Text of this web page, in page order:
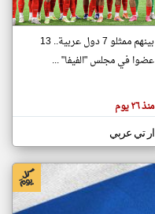
تغيير الدولة
القمر على مدار الساعة
القمر العاجلة والمباشرة
بينهم ممثلو 7 دول عربية.. 13
عضوا في مجلس "الفيفا" ...
منذ ٢٦ يوم
ار تي عربي
klyoum.com